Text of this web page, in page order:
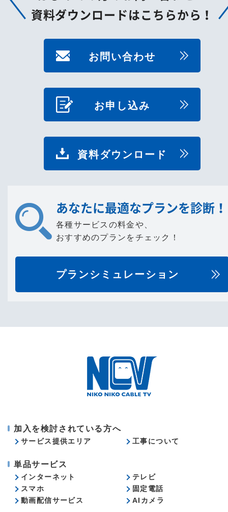
資料ダウンロードはこちらから！
お問い合わせ
お申し込み
資料ダウンロード
あなたに最適なプランを診断！
各種サービスの料金や、
おすすめのプランをチェック！
プランシミュレーション
加入を検討されている方へ
サービス提供エリア 工事について
単品サービス
インターネット
テレビ
スマホ
固定電話
動画配信サービス
AIカメラ